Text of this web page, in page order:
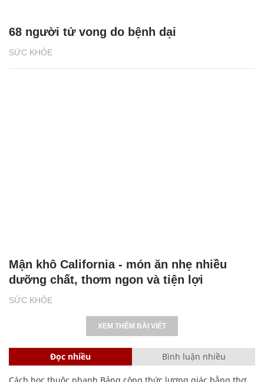
SỨC KHỎE
68 người tử vong do bệnh dại
SỨC KHỎE
Mận khô California - món ăn nhẹ nhiều
dưỡng chất, thơm ngon và tiện lợi
XEM THÊM BÀI VIẾT
Đọc nhiều Bình luận nhiều
Cách học thuộc nhanh Bảng công thức lượng giác bằng thơ,